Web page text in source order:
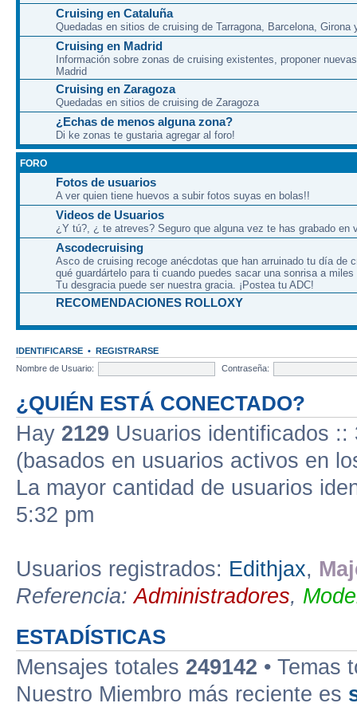
Cruising en Cataluña
Quedadas en sitios de cruising de Tarragona, Barcelona, Girona
Cruising en Madrid
Información sobre zonas de cruising existentes, proponer
Madrid
Cruising en Zaragoza
Quedadas en sitios de cruising de Zaragoza
¿Echas de menos alguna zona?
Di ke zonas te gustaria agregar al foro!
FORO
Fotos de usuarios
A ver quien tiene huevos a subir fotos suyas en bolas!!
Videos de Usuarios
¿Y tú?, ¿ te atreves? Seguro que alguna vez te has grabado en
Ascodecruising
Asco de cruising recoge anécdotas que han arruinado tu día de
qué guardártelo para ti cuando puedes sacar una sonrisa a miles
Tu desgracia puede ser nuestra gracia. ¡Postea tu ADC!
RECOMENDACIONES ROLLOXY
IDENTIFICARSE • REGISTRARSE
Nombre de Usuario:
Contraseña:
¿QUIÉN ESTÁ CONECTADO?
Hay 2129 Usuarios identificados
(basados en usuarios activos en
La mayor cantidad de usuarios
5:32 pm
Usuarios registrados: Edithjax,
Referencia:Administradores,
ESTADÍSTICAS
Mensajes totales 249142 • Temas
Nuestro Miembro más reciente es